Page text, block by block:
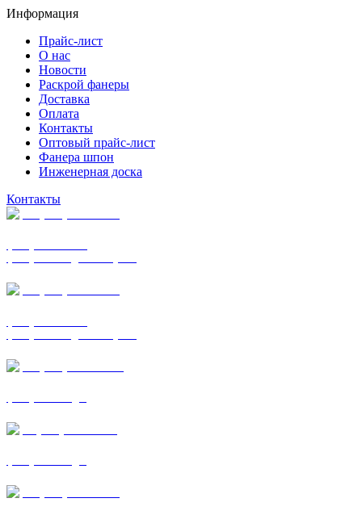
Информация
Прайс-лист
О нас
Новости
Раскрой фанеры
Доставка
Оплата
Контакты
Оптовый прайс-лист
Фанера шпон
Инженерная доска
Контакты